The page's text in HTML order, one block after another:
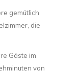
gemütlich
die
Gäste im
von